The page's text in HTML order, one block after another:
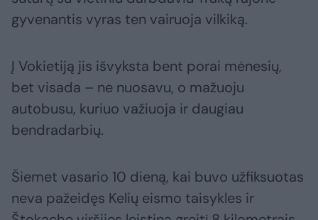
gyvenantis vyras ten vairuoja vilkiką.
Į Vokietiją jis išvyksta bent porai mėnesių,
bet visada – ne nuosavu, o mažuoju
autobusu, kuriuo važiuoja ir daugiau
bendradarbių.
Šiemet vasario 10 dieną, kai buvo užfiksuotas
neva pažeidęs Kelių eismo taisykles ir